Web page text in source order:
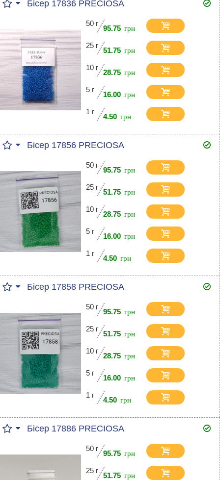
Бісер 17836 PRECIOSA
50 г
95.75
25 г
51.75
10 г
28.75
5 г
16.00
1 г
4.50
Бісер 17856 PRECIOSA
50 г
95.75
25 г
51.75
10 г
28.75
5 г
16.00
1 г
4.50
Бісер 17858 PRECIOSA
50 г
95.75
25 г
51.75
10 г
28.75
5 г
16.00
1 г
4.50
Бісер 17886 PRECIOSA
50 г
95.75
25 г
51.75